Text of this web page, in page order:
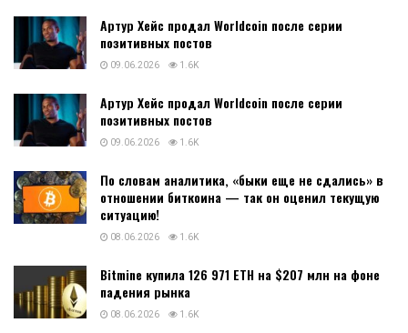
Артур Хейс продал Worldcoin после серии
позитивных постов
09.06.2026 1.6K
Артур Хейс продал Worldcoin после серии
позитивных постов
09.06.2026 1.6K
По словам аналитика, «быки еще не сдались» в
отношении биткоина — так он оценил текущую
ситуацию!
08.06.2026 1.6K
Bitmine купила 126 971 ETH на $207 млн на фоне
падения рынка
08.06.2026 1.6K